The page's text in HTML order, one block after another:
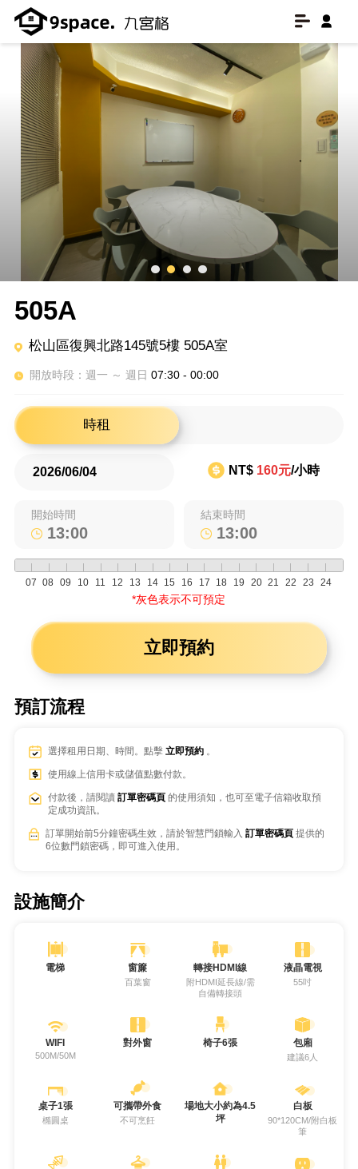
505A
松山區復興北路145號5樓 505A室
開放時段：週一 ～ 週日07:30 - 00:00
時租
NT$ 160元/小時
開始時間 結束時間
07 08 09 10 11 12 13 14 15 16 17 18 19 20 21 22 23 24
*灰色表示不可預定
立即預約
預訂流程
選擇租用日期、時間。點擊 立即預約 。
使用線上信用卡或儲值點數付款。
付款後，請閱讀訂單密碼頁 的使用須知，也可至電子信箱收取預
定成功資訊。
訂單開始前5分鐘密碼生效，請於智慧門鎖輸入 訂單密碼頁 提供的
6位數門鎖密碼，即可進入使用。
設施簡介
電梯 窗簾
百葉窗
轉接HDMI線
附HDMI延長線/需
自備轉接頭
液晶電視
55吋
WIFI
500M/50M
對外窗 椅子6張 包廂
建議6人
桌子1張
橢圓桌
可攜帶外食
不可烹飪
場地大小約為4.5
坪
白板
90*120CM/附白板
筆